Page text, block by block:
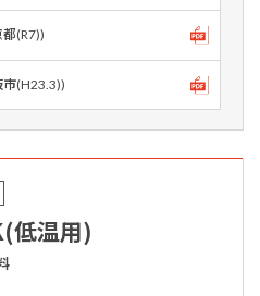
(R7))
市(H23.3))
低温用)